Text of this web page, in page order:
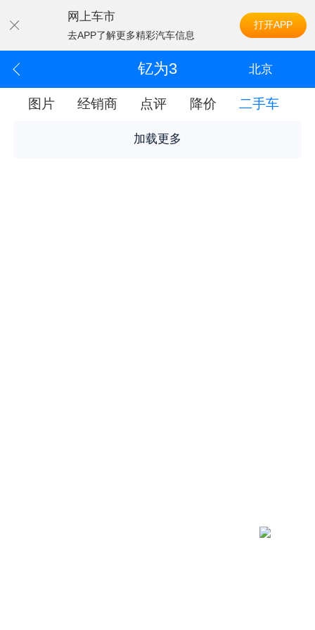
网上车市
去APP了解更多精彩汽车信息
打开APP
钇为3 北京
图片 经销商 点评 降价 二手车
加载更多